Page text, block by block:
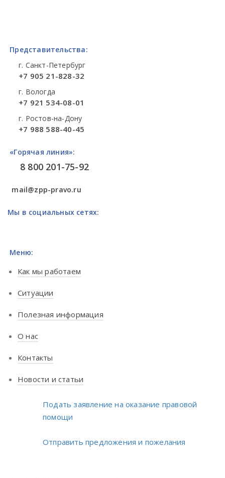
Представительства:
г. Санкт-Петербург
+7 905 21-828-32
г. Вологда
+7 921 534-08-01
г. Ростов-на-Дону
+7 988 588-40-45
«Горячая линия»:
8 800 201-75-92
mail@zpp-pravo.ru
Мы в социальных сетях:
Меню:
Как мы работаем
Ситуации
Полезная информация
О нас
Контакты
Новости и статьи
Подать заявление на оказание правовой
помощи
Отправить предложения и пожелания